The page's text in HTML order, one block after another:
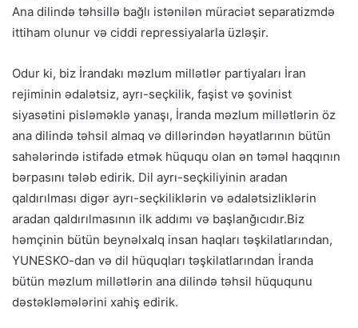
Ana dilində təhsillə bağlı istənilən müraciət separatizmdə
ittiham olunur və ciddi repressiyalarla üzləşir.
Odur ki, biz İrandakı məzlum millətlər partiyaları İran
rejiminin ədalətsiz, ayrı-seçkilik, faşist və şovinist
siyasətini pisləməklə yanaşı, İranda məzlum millətlərin öz
ana dilində təhsil almaq və dillərindən həyatlarının bütün
sahələrində istifadə etmək hüququ olan ən təməl haqqının
bərpasını tələb edirik. Dil ayrı-seçkiliyinin aradan
qaldırılması digər ayrı-seçkiliklərin və ədalətsizliklərin
aradan qaldırılmasının ilk addımı və başlanğıcıdır.Biz
həmçinin bütün beynəlxalq insan haqları təşkilatlarından,
YUNESKO-dan və dil hüquqları təşkilatlarından İranda
bütün məzlum millətlərin ana dilində təhsil hüququnu
dəstəkləmələrini xahiş edirik.